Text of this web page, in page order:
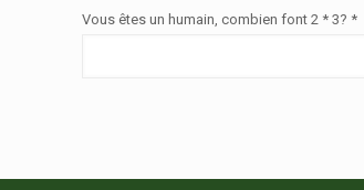
Vous êtes un humain, combien font 2 * 3? *